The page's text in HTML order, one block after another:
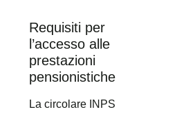
Requisiti per
l’accesso alle
prestazioni
pensionistiche
La circolare INPS